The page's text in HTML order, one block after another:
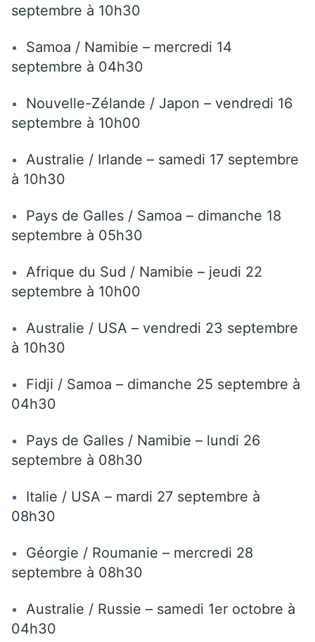
septembre à 10h30
Samoa / Namibie – mercredi 14
septembre à 04h30
Nouvelle-Zélande / Japon – vendredi 16
septembre à 10h00
Australie / Irlande – samedi 17 septembre
à 10h30
Pays de Galles / Samoa – dimanche 18
septembre à 05h30
Afrique du Sud / Namibie – jeudi 22
septembre à 10h00
Australie / USA – vendredi 23 septembre
à 10h30
Fidji / Samoa – dimanche 25 septembre à
04h30
Pays de Galles / Namibie – lundi 26
septembre à 08h30
Italie / USA – mardi 27 septembre à
08h30
Géorgie / Roumanie – mercredi 28
septembre à 08h30
Australie / Russie – samedi 1er octobre à
04h30